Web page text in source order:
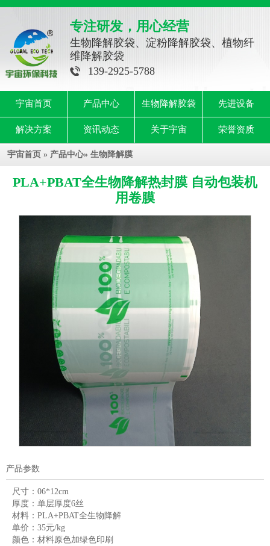
专注研发，用心经营
生物降解胶袋、淀粉降解胶袋、植物纤
维降解胶袋
139-2925-5788
宇宙首页 产品中心 生物降解胶袋 先进设备
解决方案 资讯动态 关于宇宙 荣誉资质
宇宙首页 » 产品中心» 生物降解膜
PLA+PBAT全生物降解热封膜 自动包装机
用卷膜
产品参数
尺寸： 06*12cm
厚度： 单层厚度6丝
材料： PLA+PBAT全生物降解
单价： 35元/kg
颜色： 材料原色加绿色印刷